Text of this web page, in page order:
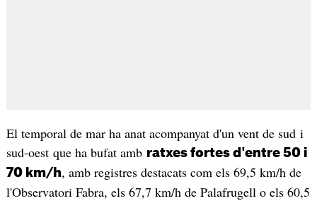
El temporal de mar ha anat acompanyat d'un vent de sud i
sud-oest que ha bufat amb ratxes fortes d'entre 50 i
70 km/h, amb registres destacats com els 69,5 km/h de
l'Observatori Fabra, els 67,7 km/h de Palafrugell o els 60,5